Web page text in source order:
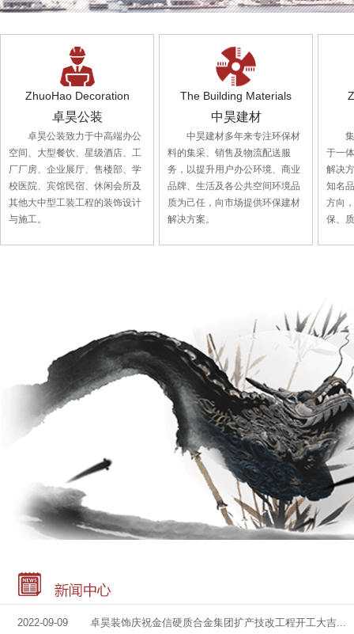
ZhuoHao Decoration
卓昊公装
卓昊公装致力于中高端办公
空间、大型餐饮、星级酒店、工
厂厂房、企业展厅、售楼部、学
校医院、宾馆民宿、休闲会所及
其他大中型工装工程的装饰设计
与施工。
The Building Materials
中昊建材
中昊建材多年来专注环保材
料的集采、销售及物流配送服
务，以提升用户办公环境、商业
品牌、生活及各公共空间环境品
质为己任，向市场提供环保建材
解决方案。
于一
解决
知名
方向
保、
2022-09-09 卓昊装饰庆祝金信硬质合金集团扩产技改工程开工大吉...